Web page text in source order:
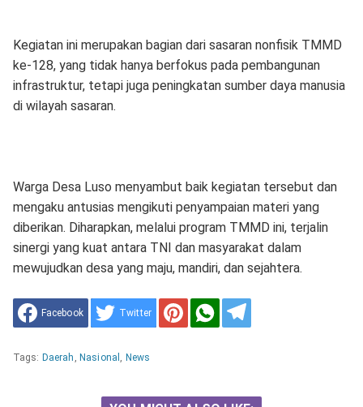
Kegiatan ini merupakan bagian dari sasaran nonfisik TMMD
ke-128, yang tidak hanya berfokus pada pembangunan
infrastruktur, tetapi juga peningkatan sumber daya manusia
di wilayah sasaran.
Warga Desa Luso menyambut baik kegiatan tersebut dan
mengaku antusias mengikuti penyampaian materi yang
diberikan. Diharapkan, melalui program TMMD ini, terjalin
sinergi yang kuat antara TNI dan masyarakat dalam
mewujudkan desa yang maju, mandiri, dan sejahtera.
Facebook Twitter
Tags: Daerah Nasional News